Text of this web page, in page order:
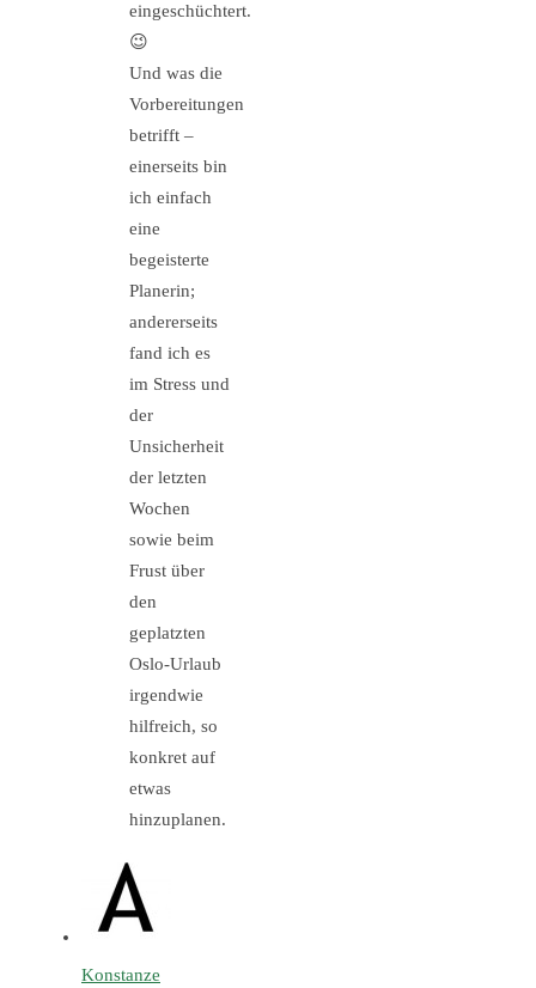
eingeschüchtert.
😉
Und was die
Vorbereitungen
betrifft –
einerseits bin
ich einfach
eine
begeisterte
Planerin;
andererseits
fand ich es
im Stress und
der
Unsicherheit
der letzten
Wochen
sowie beim
Frust über
den
geplatzten
Oslo-Urlaub
irgendwie
hilfreich, so
konkret auf
etwas
hinzuplanen.
Konstanze